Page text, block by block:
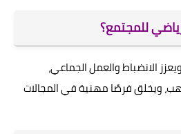
للمجتمع؟
الانضباط والعمل الجماعي،
ويخلق فرصًا مهنية في المجالات